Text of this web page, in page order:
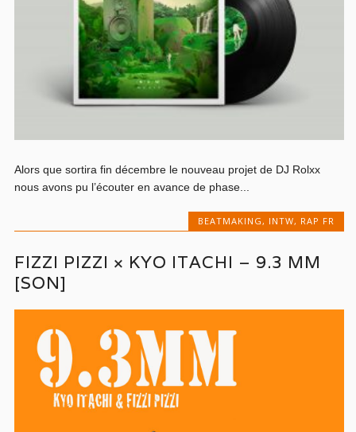
Alors que sortira fin décembre le nouveau projet de DJ Rolxx
nous avons pu l’écouter en avance de phase...
BEATMAKING , INTW, RAP FR
FIZZI PIZZI × KYO ITACHI – 9.3 MM
[SON]